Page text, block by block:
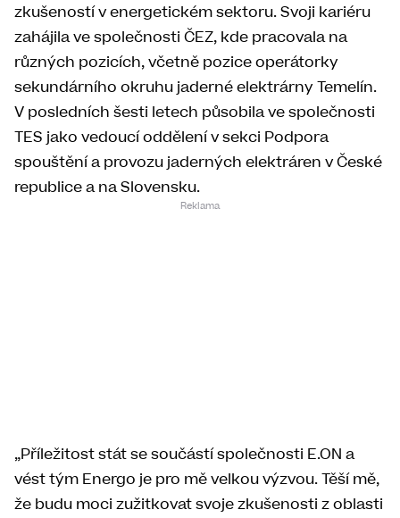
zkušeností v energetickém sektoru. Svoji kariéru
zahájila ve společnosti ČEZ, kde pracovala na
různých pozicích, včetně pozice operátorky
sekundárního okruhu jaderné elektrárny Temelín.
V posledních šesti letech působila ve společnosti
TES jako vedoucí oddělení v sekci Podpora
spouštění a provozu jaderných elektráren v České
republice a na Slovensku.
„Příležitost stát se součástí společnosti E.ON a
vést tým Energo je pro mě velkou výzvou. Těší mě,
že budu moci zužitkovat svoje zkušenosti z oblasti